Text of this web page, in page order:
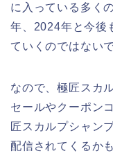
に入っている多く
年、2024年と今後
ていくのではない
なので、極匠スカ
セールやクーポン
匠スカルプシャン
配信されてくるか